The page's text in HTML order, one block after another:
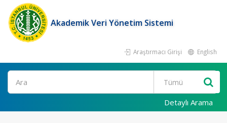
Akademik Veri Yönetim Sistemi
Araştırmacı Girişi English
Ara
Detaylı Arama